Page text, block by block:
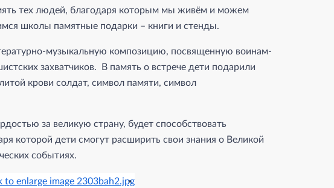
тех людей, благодаря которым мы живём и можем
школы памятные подарки – книги и стенды.
музыкальную композицию, посвященную воинам-
захватчиков. В память о встрече дети подарили
крови солдат, символ памяти, символ
за великую страну, будет способствовать
которой дети смогут расширить свои знания о Великой
событиях.